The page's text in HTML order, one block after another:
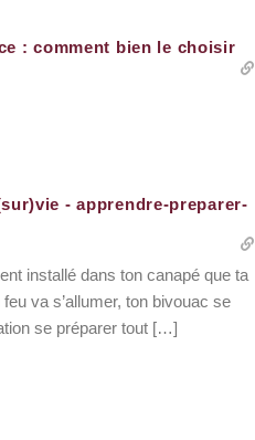
: comment bien le choisir
- apprendre-preparer-
installé dans ton canapé que ta
va s’allumer, ton bivouac se
se préparer tout […]